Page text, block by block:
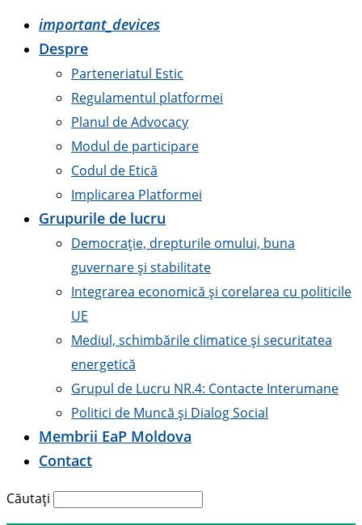
important_devices
Despre
Parteneriatul Estic
Regulamentul platformei
Planul de Advocacy
Modul de participare
Codul de Etică
Implicarea Platformei
Grupurile de lucru
Democrație, drepturile omului, buna
guvernare și stabilitate
Integrarea economică și corelarea cu politicile
UE
Mediul, schimbările climatice și securitatea
energetică
Grupul de Lucru NR.4: Contacte Interumane
Politici de Muncă și Dialog Social
Membrii EaP Moldova
Contact
Căutați